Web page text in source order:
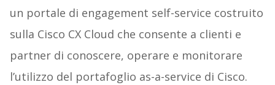
un portale di engagement self-service costruito
sulla Cisco CX Cloud che consente a clienti e
partner di conoscere, operare e monitorare
l’utilizzo del portafoglio as-a-service di Cisco.